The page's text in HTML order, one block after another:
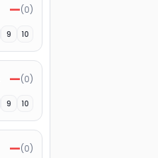
—(0)
9 10
—(0)
9 10
—(0)